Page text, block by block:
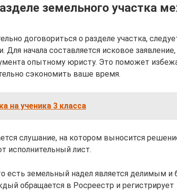
земельного участка
договориться о разделе участка,
начала составляется исковое заявление,
опытному юристу. Это поможет
сэкономить ваше время.
на ученика 3 класса
слушание, на котором выносится
исполнительный лист.
есть земельный надел является делимым и
обращается в Росреестр и регистрирует